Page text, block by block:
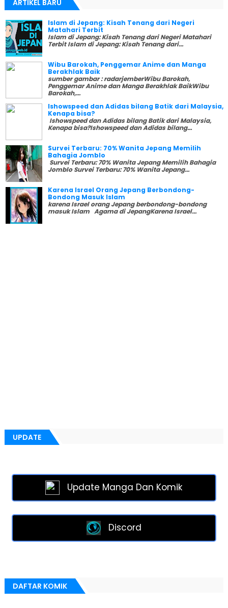
ARTIKEL BARU
Islam di Jepang: Kisah Tenang dari Negeri
Matahari Terbit
Islam di Jepang: Kisah Tenang dari Negeri Matahari
Terbit Islam di Jepang: Kisah Tenang dari...
Wibu Barokah, Penggemar Anime dan Manga
Berakhlak Baik
sumber gambar : radarjemberWibu Barokah,
Penggemar Anime dan Manga Berakhlak BaikWibu
Barokah,...
Ishowspeed dan Adidas bilang Batik dari Malaysia,
Kenapa bisa?
Ishowspeed dan Adidas bilang Batik dari Malaysia,
Kenapa bisa?Ishowspeed dan Adidas bilang...
Survei Terbaru: 70% Wanita Jepang Memilih
Bahagia Jomblo
Survei Terbaru: 70% Wanita Jepang Memilih Bahagia
Jomblo Survei Terbaru: 70% Wanita Jepang...
Karena Israel Orang Jepang Berbondong-
Bondong Masuk Islam
karena Israel orang Jepang berbondong-bondong
masuk Islam Agama di JepangKarena Israel...
UPDATE
Update Manga Dan Komik
Discord
DAFTAR KOMIK